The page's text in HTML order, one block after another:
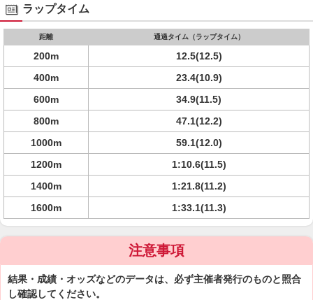
ラップタイム
距離 通過タイム（ラップタイム）
200m
12.5(12.5)
400m
23.4(10.9)
600m
34.9(11.5)
800m
47.1(12.2)
1000m
59.1(12.0)
1200m
1:10.6(11.5)
1400m
1:21.8(11.2)
1600m
1:33.1(11.3)
注意事項
結果・成績・オッズなどのデータは、必ず主催者発行のものと照合
し確認してください。